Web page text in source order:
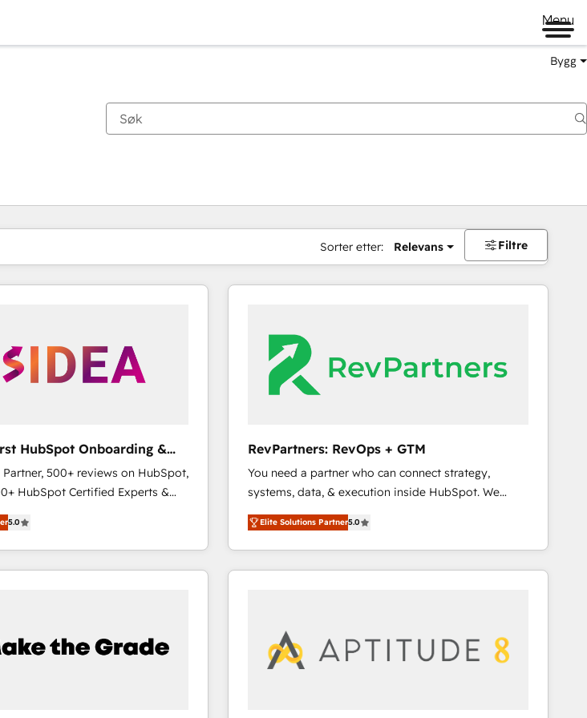
Menu
Bygg
Sorter etter: Relevans Filtre
HubSpot Onboarding &
500+ reviews on HubSpot,
HubSpot Certified Experts &
team ★ 1,500+ implementations
★ AI-First, RevOps-led,
★ Company of the Year
built around your business,
5.0
RevPartners: RevOps + GTM
You need a partner who can connect strategy,
systems, data, & execution inside HubSpot. We
bridge the gap where most agencies fall short by
combining GTM strategy with technical execution to
solve the right problem with the right solution. As the
only firm in the world to hold Elite Partner
market execution. Why B2B Businesses Choose RP: -
Secure: Soc2 compliant 🛡️ - Pricing: Implementations
Elite Solutions Partner5.0
påSide
Side Side Side Side Side Side Side